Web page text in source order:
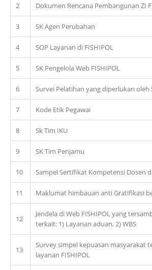
2 Dokumen Rencana Pembangunan ZI
3 SK Agen Perubahan
4 SOP Layanan di FISHIPOL
5 SK Pengelola Web FISHIPOL
6 Survei Pelatihan yang diperlukan oleh
7 Kode Etik Pegawai
8 Sk Tim IKU
9 SK Tim Penjamu
10 Sampel Sertifikat Kompetensi Dosen
11 Maklumat himbauan anti Gratifikasi
12
Jendela di Web FISHIPOL yang
terkait: 1) Layanan aduan, 2) WBS
13
Survey simpel kepuasan masyarakat
layanan FISHIPOL